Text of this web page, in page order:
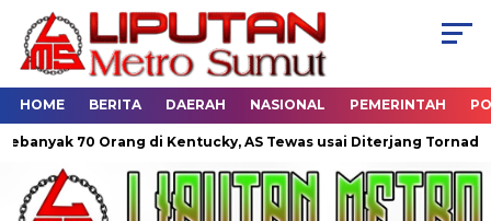
HOME BERITA DAERAH NASIONAL PEMERINTAH
Orang di Kentucky, AS Tewas usai Diterjang Tornado Dahsyat